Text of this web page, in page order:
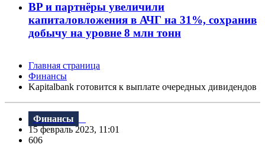
BP и партнёры увеличили
капиталовложения в АЧГ на 31%, сохранив
добычу на уровне 8 млн тонн
Главная страница
Финансы
Kapitalbank готовится к выплате очередных дивидендов
Финансы
15 февраль 2023, 11:01
606